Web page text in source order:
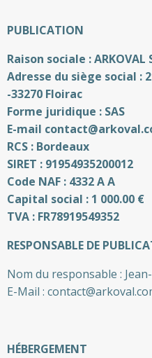
PUBLICATION
Raison sociale : ARKOVAL
Adresse du siège social :
-33270 Floirac
Forme juridique : SAS
E-mail
RCS : Bordeaux
SIRET : 91954935200012
Code NAF : 4332 A A
Capital social : 1 000.00 €
TVA : FR78919549352
RESPONSABLE DE
Nom du responsable :
E-Mail :
HÉBERGEMENT